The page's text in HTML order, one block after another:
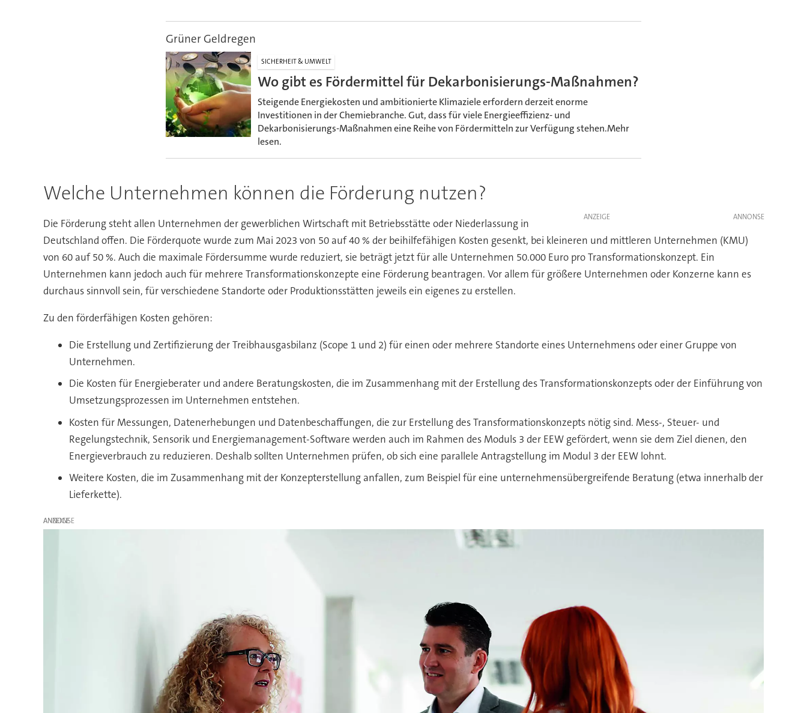
Grüner Geldregen
SICHERHEIT & UMWELT
Wo gibt es Fördermittel für Dekarbonisierungs-Maßnahmen?
Steigende Energiekosten und ambitionierte Klimaziele erfordern derzeit enorme
Investitionen in der Chemiebranche. Gut, dass für viele Energieeffizienz- und
Dekarbonisierungs-Maßnahmen eine Reihe von Fördermitteln zur Verfügung stehen.Mehr
lesen.
Welche Unternehmen können die Förderung nutzen?
ANZEIGE
Die Förderung steht allen Unternehmen der gewerblichen Wirtschaft mit Betriebsstätte oder Niederlassung in
Deutschland offen. Die Förderquote wurde zum Mai 2023 von 50 auf 40 % der beihilfefähigen Kosten gesenkt, bei kleineren und mittleren Unternehmen (KMU)
von 60 auf 50 %. Auch die maximale Fördersumme wurde reduziert, sie beträgt jetzt für alle Unternehmen 50.000 Euro pro Transformationskonzept. Ein
Unternehmen kann jedoch auch für mehrere Transformationskonzepte eine Förderung beantragen. Vor allem für größere Unternehmen oder Konzerne kann es
durchaus sinnvoll sein, für verschiedene Standorte oder Produktionsstätten jeweils ein eigenes zu erstellen.
Zu den förderfähigen Kosten gehören:
Die Erstellung und Zertifizierung der Treibhausgasbilanz (Scope 1 und 2) für einen oder mehrere Standorte eines Unternehmens oder einer Gruppe von
Unternehmen.
Die Kosten für Energieberater und andere Beratungskosten, die im Zusammenhang mit der Erstellung des Transformationskonzepts oder der Einführung von
Umsetzungsprozessen im Unternehmen entstehen.
Kosten für Messungen, Datenerhebungen und Datenbeschaffungen, die zur Erstellung des Transformationskonzepts nötig sind. Mess-, Steuer- und
Regelungstechnik, Sensorik und Energiemanagement-Software werden auch im Rahmen des Moduls 3 der EEW gefördert, wenn sie dem Ziel dienen, den
Energieverbrauch zu reduzieren. Deshalb sollten Unternehmen prüfen, ob sich eine parallele Antragstellung im Modul 3 der EEW lohnt.
Weitere Kosten, die im Zusammenhang mit der Konzepterstellung anfallen, zum Beispiel für eine unternehmensübergreifende Beratung (etwa innerhalb der
Lieferkette).
ANZEIGE